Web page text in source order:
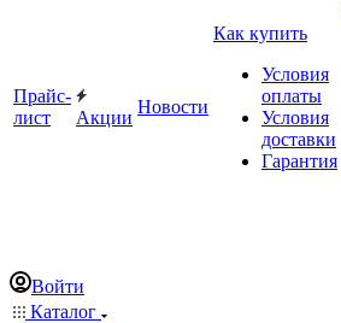
Прайс-
лист
Акции
Новости
Как купить
Условия
оплаты
Условия
доставки
Гарантия
Войти
Каталог